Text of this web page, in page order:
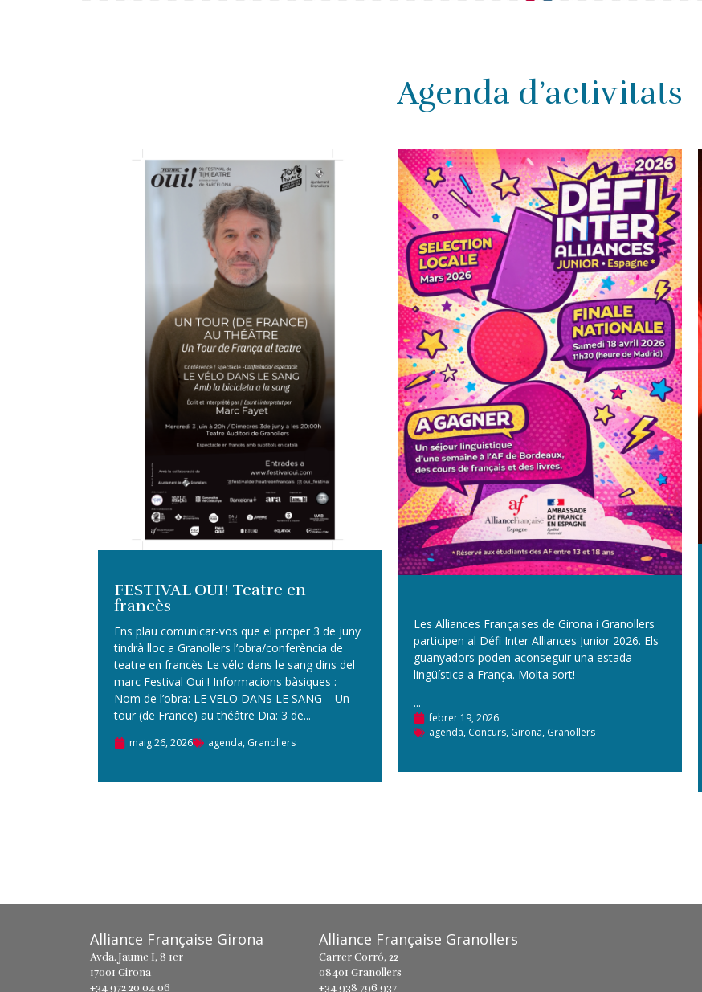
Agenda d’activitats
FESTIVAL OUI! Teatre en
francès
Ens plau comunicar-vos que el proper 3 de juny
tindrà lloc a Granollers l’obra/conferència de
teatre en francès Le vélo dans le sang dins del
marc Festival Oui ! Informacions bàsiques :
Nom de l’obra: LE VELO DANS LE SANG – Un
tour (de France) au théâtre Dia: 3 de...
maig 26, 2026 agenda, Granollers
Les Alliances Françaises de Girona i Granollers
participen al Défi Inter Alliances Junior 2026. Els
guanyadors poden aconseguir una estada
lingüística a França. Molta sort!
...
febrer 19, 2026
agenda, Concurs, Girona, Granollers
Alliance Française Girona
Avda. Jaume I, 8 1er
17001 Girona
+34 972 20 04 06
Alliance Française Granollers
Carrer Corró, 22
08401 Granollers
+34 938 796 937